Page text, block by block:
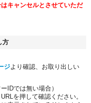
キャンセルとさせていただ
方
ジより確認、お取り出しい
IDでは無い場合）
を押して確認ください。